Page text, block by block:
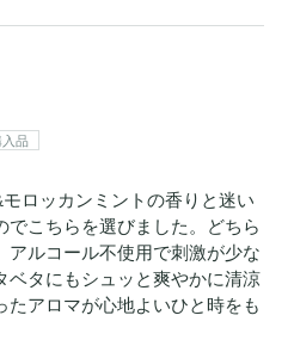
入品
ロッカンミントの香りと迷い
でこちらを選びました。どちら
アルコール不使用で刺激が少な
ベタにもシュッと爽やかに清涼
アロマが心地よいひと時をも